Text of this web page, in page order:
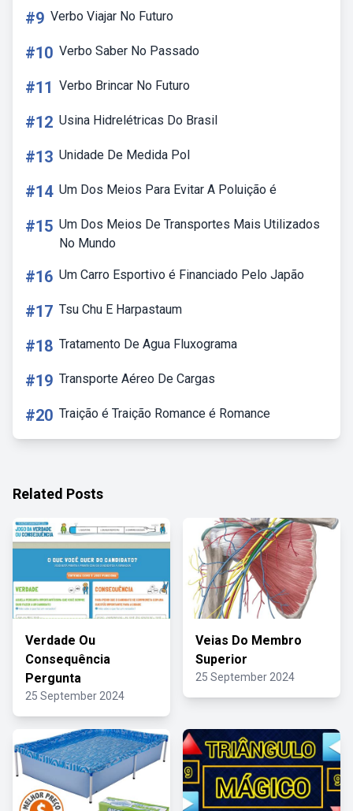
#9 Verbo Viajar No Futuro
#10 Verbo Saber No Passado
#11 Verbo Brincar No Futuro
#12 Usina Hidrelétricas Do Brasil
#13 Unidade De Medida Pol
#14 Um Dos Meios Para Evitar A Poluição é
#15 Um Dos Meios De Transportes Mais Utilizados
No Mundo
#16 Um Carro Esportivo é Financiado Pelo Japão
#17 Tsu Chu E Harpastaum
#18 Tratamento De Agua Fluxograma
#19 Transporte Aéreo De Cargas
#20 Traição é Traição Romance é Romance
Related Posts
Verdade Ou
Consequência
Pergunta
25 September 2024
Veias Do Membro
Superior
25 September 2024